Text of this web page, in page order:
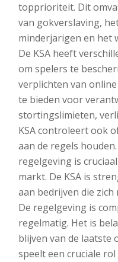
topprioriteit. Dit
van gokverslaving,
minderjarigen en het
De KSA heeft
om spelers te
verplichten van
te bieden voor
stortingslimieten,
KSA controleert ook
aan de regels
regelgeving is
markt. De KSA is
aan bedrijven die
De regelgeving is
regelmatig. Het is
blijven van de laatste
speelt een cruciale